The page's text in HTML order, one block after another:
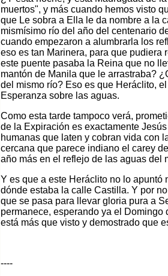
muertos", y más cuando hemos visto
que Le sobra a Ella le da nombre a la
mismísimo río del año del centenario
cuando empezaron a alumbrarla los
eso es tan Marinera, para que pudiera
este puente pasaba la Reina que no
mantón de Manila que le arrastraba?
del mismo río? Eso es que Heráclito,
Esperanza sobre las aguas.
Como esta tarde tampoco verá,
de la Expiración es exactamente
humanas que laten y cobran vida con
cercana que parece indiano el carey
año más en el reflejo de las aguas del
Y es que a este Heráclito no lo
dónde estaba la calle Castilla. Y por
que se pasa para llevar gloria pura a
permanece, esperando ya el
está más que visto y demostrado que
----